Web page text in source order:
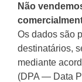
Não
Os dados são
destinatários,
mediante
(DPA — Data